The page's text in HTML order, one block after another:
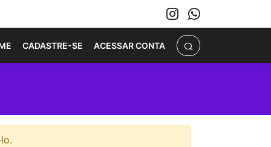
CADASTRE-SE ACESSAR CONTA